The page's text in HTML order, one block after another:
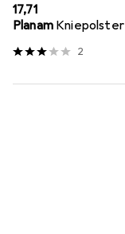
EUR
17,71
Planam Kniepolster
2